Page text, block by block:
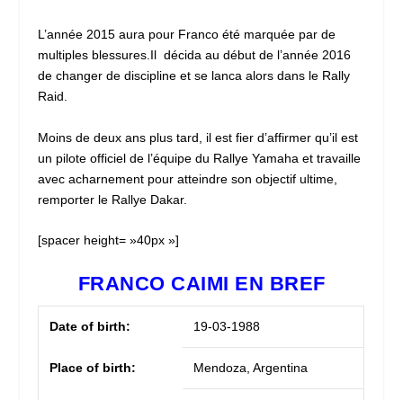
L’année 2015 aura pour Franco été marquée par de
multiples blessures.Il décida au début de l’année 2016
de changer de discipline et se lanca alors dans le Rally
Raid.
Moins de deux ans plus tard, il est fier d’affirmer qu’il est
un pilote officiel de l’équipe du Rallye Yamaha et travaille
avec acharnement pour atteindre son objectif ultime,
remporter le Rallye Dakar.
[spacer height= »40px »]
FRANCO CAIMI EN BREF
Date of birth: 19-03-1988
Place of birth: Mendoza, Argentina